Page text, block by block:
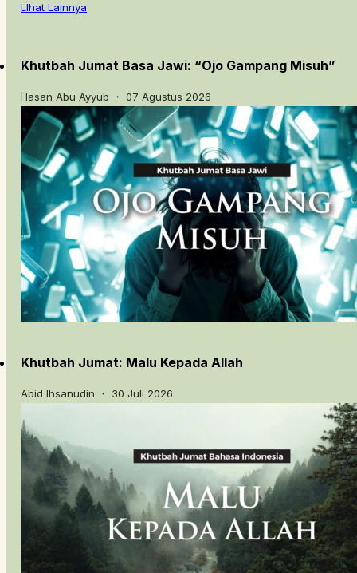
LIhat Lainnya
Khutbah Jumat Basa Jawi: “Ojo Gampang Misuh”
Hasan Abu Ayyub ・ 07 Agustus 2026
Khutbah Jumat: Malu Kepada Allah
Abid Ihsanudin ・ 30 Juli 2026